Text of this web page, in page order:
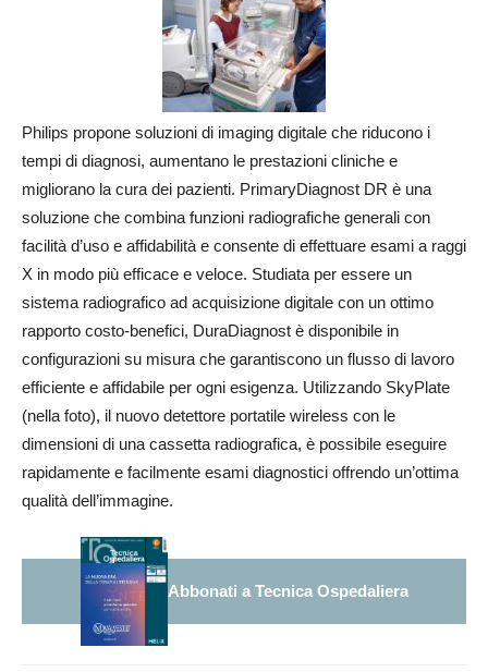
Philips propone soluzioni di imaging digitale che riducono i
tempi di diagnosi, aumentano le prestazioni cliniche e
migliorano la cura dei pazienti. PrimaryDiagnost DR è una
soluzione che combina funzioni radiografiche generali con
facilità d’uso e affidabilità e consente di effettuare esami a raggi
X in modo più efficace e veloce. Studiata per essere un
sistema radiografico ad acquisizione digitale con un ottimo
rapporto costo-benefici, DuraDiagnost è disponibile in
configurazioni su misura che garantiscono un flusso di lavoro
efficiente e affidabile per ogni esigenza. Utilizzando SkyPlate
(nella foto), il nuovo detettore portatile wireless con le
dimensioni di una cassetta radiografica, è possibile eseguire
rapidamente e facilmente esami diagnostici offrendo un’ottima
qualità dell’immagine.
Abbonati a Tecnica Ospedaliera